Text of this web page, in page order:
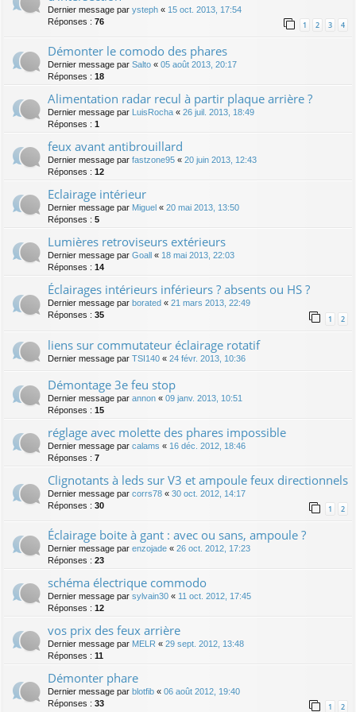
Dernier message par ysteph « 15 oct. 2013, 17:54
Réponses : 76 1 2 3 4
Démonter le comodo des phares
Dernier message par Salto « 05 août 2013, 20:17
Réponses : 18
Alimentation radar recul à partir plaque arrière ?
Dernier message par LuisRocha « 26 juil. 2013, 18:49
Réponses : 1
feux avant antibrouillard
Dernier message par fastzone95 « 20 juin 2013, 12:43
Réponses : 12
Eclairage intérieur
Dernier message par Miguel « 20 mai 2013, 13:50
Réponses : 5
Lumières retroviseurs extérieurs
Dernier message par Goall « 18 mai 2013, 22:03
Réponses : 14
Éclairages intérieurs inférieurs ? absents ou HS ?
Dernier message par borated « 21 mars 2013, 22:49
Réponses : 35 1 2
liens sur commutateur éclairage rotatif
Dernier message par TSI140 « 24 févr. 2013, 10:36
Démontage 3e feu stop
Dernier message par annon « 09 janv. 2013, 10:51
Réponses : 15
réglage avec molette des phares impossible
Dernier message par calams « 16 déc. 2012, 18:46
Réponses : 7
Clignotants à leds sur V3 et ampoule feux directionnels
Dernier message par corrs78 « 30 oct. 2012, 14:17
Réponses : 30 1 2
Éclairage boite à gant : avec ou sans, ampoule ?
Dernier message par enzojade « 26 oct. 2012, 17:23
Réponses : 23
schéma électrique commodo
Dernier message par sylvain30 « 11 oct. 2012, 17:45
Réponses : 12
vos prix des feux arrière
Dernier message par MELR « 29 sept. 2012, 13:48
Réponses : 11
Démonter phare
Dernier message par blotfib « 06 août 2012, 19:40
Réponses : 33 1 2